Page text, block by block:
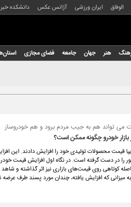
الوفاق ایران ورزشی آژانس عکس دانشکده خبر
هنر جهان جامعه فضای مجازی
می تواند هم به جیب مردم برود و هم خودروساز
بازار خودرو چگونه ممکن است؟
در دست گرفته است. در نگاه اول افزایش قیمت
کوتاهی روی قیمت‌های بازاری نیز اثر گذاشته و
میزانی که افزایش یافته، چندان مورد پسند طرف عرضه